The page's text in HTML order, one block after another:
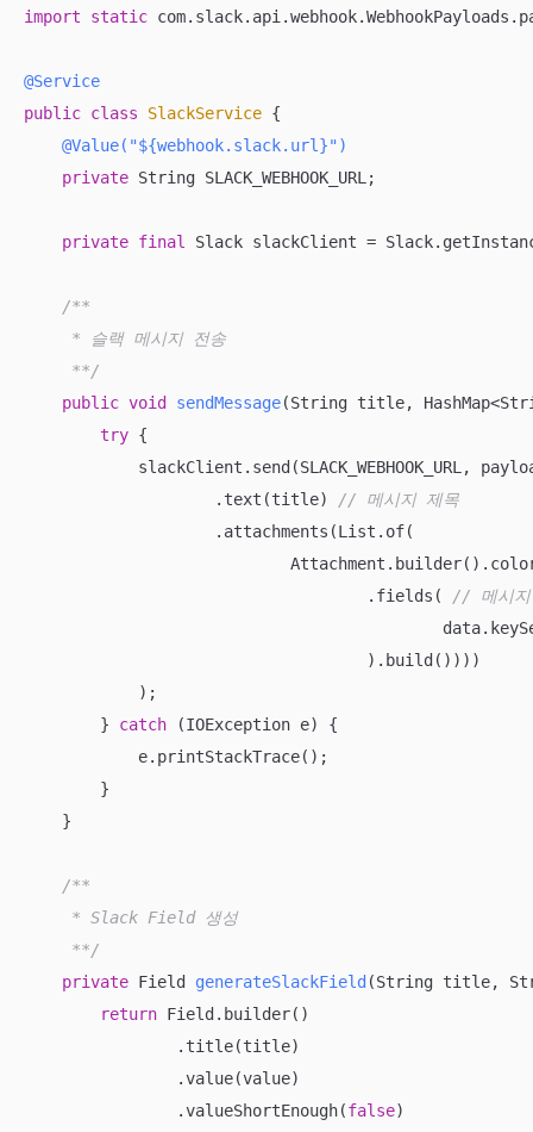
import static
@Service
public class SlackService {
@Value("${webhook.slack.url}")
private String SLACK_WEBHOOK_URL;
private final Slack slackClient =
/**
     * 슬랙 메시지 전송
     **/
public void sendMessage(String title,
try {
slackClient.send(SLACK_WEBHOOK_URL,
                    .text(title)
// 메시지 제목
                    .attachments(List.of(
                                    .fields(
// 메시지
                                    ).build())))
            );
        }
catch (IOException e) {
            e.printStackTrace();
        }
    }
/**
     * Slack Field 생성
     **/
private Field generateSlackField (String title,
return Field.builder()
                .title(title)
                .value(value)
                .valueShortEnough(
false)